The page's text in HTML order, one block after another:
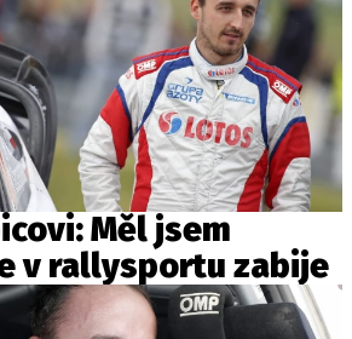
Měl jsem
v rallysportu zabije